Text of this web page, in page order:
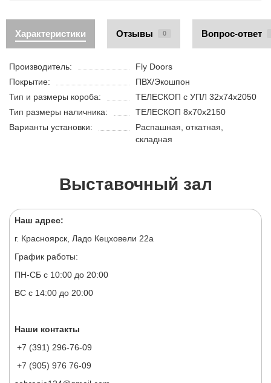
Характеристики Отзывы 0 Вопрос-ответ
Производитель:
Fly Doors
Покрытие:
ПВХ/Экошпон
Тип и размеры короба:
ТЕЛЕСКОП с УПЛ 32х74х2050
Тип размеры наличника:
ТЕЛЕСКОП 8х70х2150
Варианты установки:
Распашная, откатная,
складная
Выставочный зал
Наш адрес:
г. Красноярск, Ладо Кецховели 22а
График работы:
ПН-СБ с 10:00 до 20:00
ВС с 14:00 до 20:00
Наши контакты
+7 (391) 296-76-09
+7 (905) 976 76-09